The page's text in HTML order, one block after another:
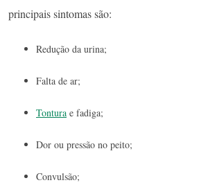
principais sintomas são:
Redução da urina;
Falta de ar;
Tontura e fadiga;
Dor ou pressão no peito;
Convulsão;